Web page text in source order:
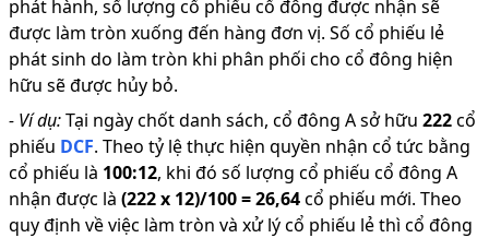
phát hành, số lượng cổ phiếu cổ đông được nhận sẽ
được làm tròn xuống đến hàng đơn vị. Số cổ phiếu lẻ
phát sinh do làm tròn khi phân phối cho cổ đông hiện
hữu sẽ được hủy bỏ.
- Ví dụ:Tại ngày chốt danh sách, cổ đông A sở hữu 222cổ
phiếu DCF. Theo tỷ lệ thực hiện quyền nhận cổ tức bằng
cổ phiếu là 100:12, khi đó số lượng cổ phiếu cổ đông A
nhận được là (222x 12)/100=26,64cổ phiếu mới. Theo
quy định về việc làm tròn và xử lý cổ phiếu lẻ thì cổ đông